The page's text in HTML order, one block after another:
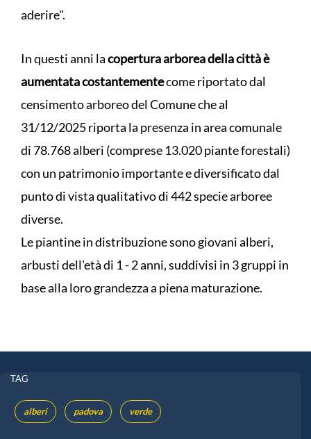
aderire".
In questi anni lacopertura arborea della città è
aumentata costantementecome riportato dal
censimento arboreo del Comune che al
31/12/2025 riporta la presenza in area comunale
di 78.768 alberi (comprese 13.020 piante forestali)
con un patrimonio importante e diversificato dal
punto di vista qualitativo di 442 specie arboree
diverse.
Le piantine in distribuzione sono giovani alberi,
arbusti dell'età di 1 - 2 anni, suddivisi in 3 gruppi in
base alla loro grandezza a piena maturazione.
TAG
alberi padova verde